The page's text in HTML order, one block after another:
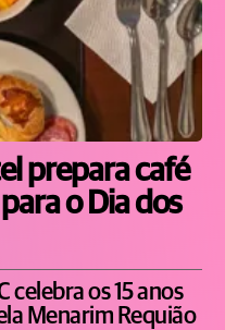
prepara café
o Dia dos
celebra os 15 anos
Menarim Requião